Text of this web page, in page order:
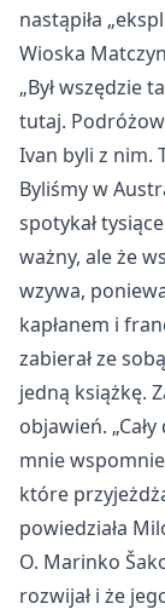
nastąpiła
Wioska
„Był wszędzie
tutaj. Podró
Ivan byli z nim.
Byliśmy w
spotykał
ważny, ale że
wzywa,
kapłanem i
zabierał ze
jedną książkę.
objawień. „Ca
mnie
które przyje
powiedziała
O. Marinko
rozwijał i że